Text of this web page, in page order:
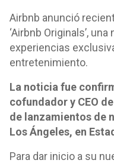
Airbnb anunció
‘Airbnb Originals’,
experiencias
entretenimiento.
La noticia fue
cofundador y CEO
de lanzamientos de
Los Ángeles, en
Para dar inicio a su